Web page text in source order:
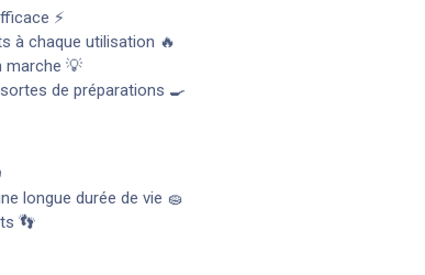
⚡
à chaque utilisation 🔥
marche 💡
de préparations 🍳
longue durée de vie 🧽
👣